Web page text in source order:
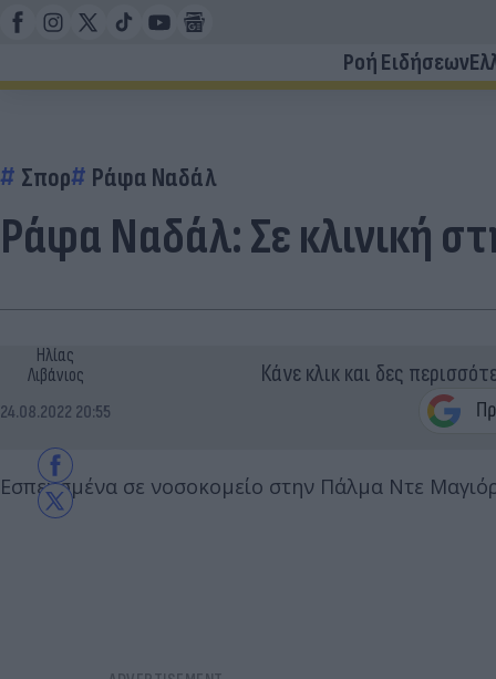
Ροή Ειδήσεων
Σπορ Ράφα Ναδάλ
Ράφα Ναδάλ: Σε κλινική
Ηλίας
Λιβάνιος
24.08.2022 20:55
Κάνε κλικ και δες
Εσπευσμένα σε νοσοκομείο στην Πάλμα Ντε